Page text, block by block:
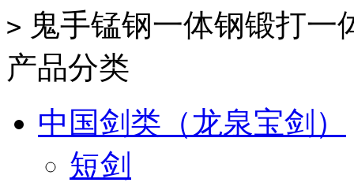
> 鬼手锰钢一体钢锻打一
产品分类
中国剑类（龙泉宝剑）
短剑